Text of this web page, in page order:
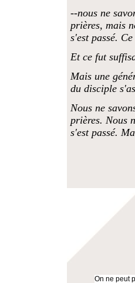
--nous ne
prières, mais
s'est passé.
Et ce fut
Mais une
du disciple
Nous ne
prières. Nous
s'est passé.
On ne peut